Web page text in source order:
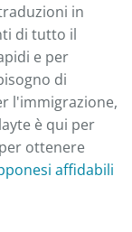
in
di tutto il
e per
di
l'immigrazione,
è qui per
ottenere
affidabili